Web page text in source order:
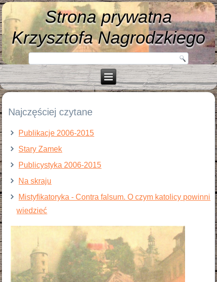
Strona prywatna
Krzysztofa Nagrodzkiego
Najczęściej czytane
Publikacje 2006-2015
Stary Zamek
Publicystyka 2006-2015
Na skraju
Mistyfikatoryka - Contra falsum. O czym katolicy powinni
wiedzieć